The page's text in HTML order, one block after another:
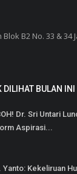
B2 No. 33 & 34
BULAN INI
Dr. Sri Untari
Aspirasi...
Yanto: Kekeliruan